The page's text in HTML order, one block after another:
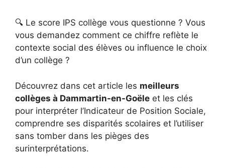
🔍 Le score IPS collège vous questionne ? Vous
vous demandez comment ce chiffre reflète le
contexte social des élèves ou influence le choix
d’un collège ?
Découvrez dans cet article les meilleurs
collèges à Dammartin-en-Goële et les clés
pour interpréter l’Indicateur de Position Sociale,
comprendre ses disparités scolaires et l’utiliser
sans tomber dans les pièges des
surinterprétations.